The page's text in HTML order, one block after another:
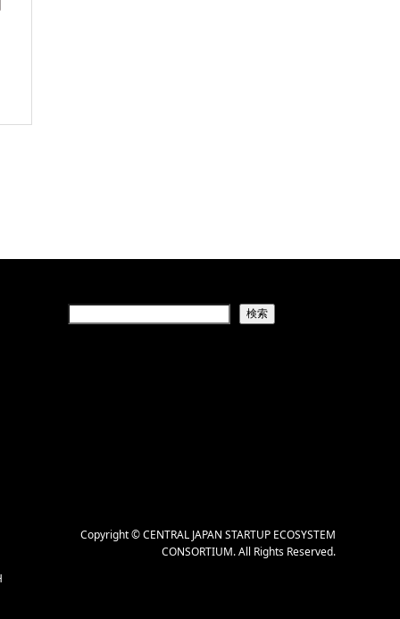
検索
Copyright©CENTRAL JAPAN STARTUP ECOSYSTEM
CONSORTIUM. All Rights Reserved.